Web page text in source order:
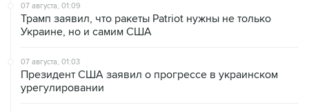
07 августа, 01:09
Трамп заявил, что ракеты Patriot нужны не только
Украине, но и самим США
07 августа, 01:03
Президент США заявил о прогрессе в украинском
урегулировании